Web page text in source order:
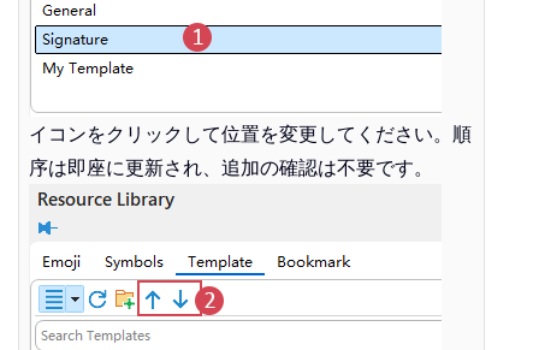
イコンをクリックして位置を変更してください。順
序は即座に更新され、追加の確認は不要です。